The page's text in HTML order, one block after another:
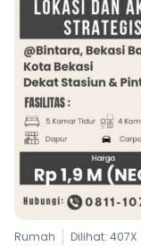
Rumah Dilihat: 407X